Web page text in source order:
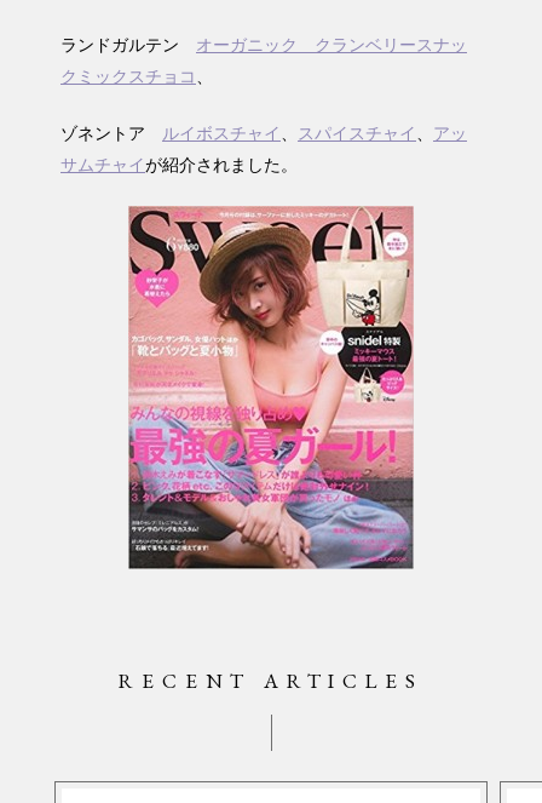
ランドガルテン オーガニック クランベリースナッ
クミックスチョコ、
ゾネントア ルイボスチャイ、 スパイスチャイ、 アッ
サムチャイが紹介されました。
RECENT ARTICLES